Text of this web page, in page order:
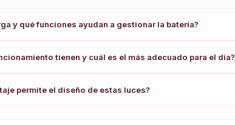
y qué funciones ayudan a gestionar la batería?
tienen y cuál es el más adecuado para el día?
permite el diseño de estas luces?